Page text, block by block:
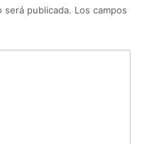
publicada. Los campos